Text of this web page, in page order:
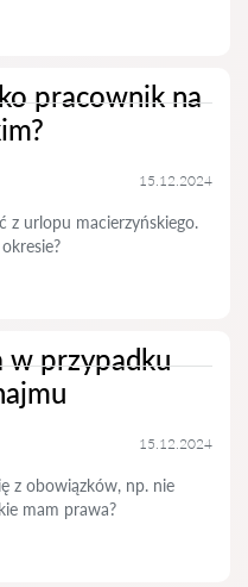
pracownik na
15.12.2024
z urlopu macierzyńskiego.
w przypadku
15.12.2024
z obowiązków, np. nie
mam prawa?